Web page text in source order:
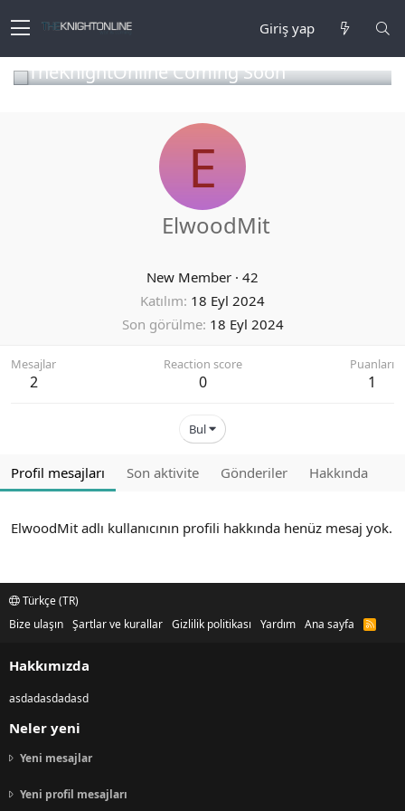
Giriş yap
TheKnightOnline Coming Soon
E
ElwoodMit
New Member · 42
Katılım 18 Eyl 2024
Son görülme 18 Eyl 2024
Mesajlar
2
Reaction score
0
Puanları
1
Bul
Profil mesajları Son aktivite Gönderiler Hakkında
ElwoodMit adlı kullanıcının profili hakkında henüz mesaj yok.
Türkçe (TR)
Bize ulaşın Şartlar ve kurallar Gizlilik politikası Yardım Ana sayfa
R
Hakkımızda
asdadasdadasd
Neler yeni
Yeni mesajlar
Yeni profil mesajları